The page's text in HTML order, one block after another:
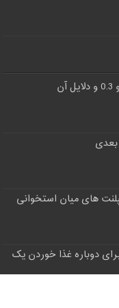
های میان استخوانی
دوباره غذا خوردن یک